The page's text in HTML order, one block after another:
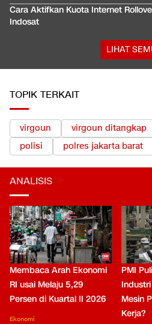
Cara Aktifkan Kuota Internet
Indosat
LIHAT
TOPIK TERKAIT
virgoun virgoun ditangkap
polisi
polres jakarta barat
ANALISIS
Membaca Arah Ekonomi
RI usai Melaju 5,29
Persen di Kuartal II 2026
Ekonomi
PMI
Mesin
Kerja?